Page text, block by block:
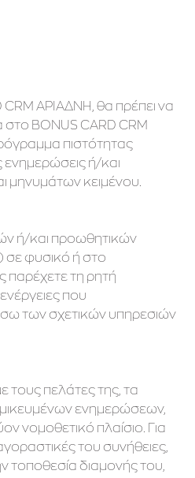
ΑΡΙΑΔΝΗ, θα πρέπει να
BONUS CARD CRM
πιστότητας
ή/και
μηνυμάτων κειμένου.
ή/και προωθητικών
σε φυσικό ή στο
παρέχετε τη ρητή
που
των σχετικών υπηρεσιών
τους πελάτες της, τα
ενημερώσεων,
νομοθετικό πλαίσιο. Για
του συνήθειες,
τοποθεσία διαμονής του,